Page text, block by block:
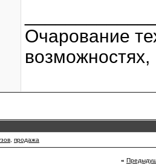
Очарование
возможностях,
продажа
«